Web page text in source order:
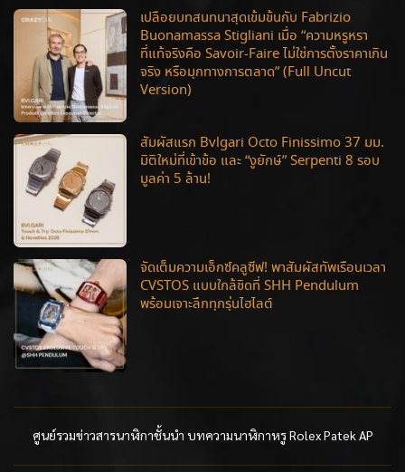
เปลือยบทสนทนาสุดเข้มข้นกับ Fabrizio
Buonamassa Stigliani เมื่อ “ความหรูหรา
ที่แท้จริงคือ Savoir-Faire ไม่ใช่การตั้งราคาเกิน
จริง หรือมุกทางการตลาด” (Full Uncut
Version)
สัมผัสแรก Bvlgari Octo Finissimo 37 มม.
มิติใหม่ที่เข้าข้อ และ “งูยักษ์” Serpenti 8 รอบ
มูลค่า 5 ล้าน!
จัดเต็มความเอ็กซ์คลูซีฟ! พาสัมผัสทัพเรือนเวลา
CVSTOS แบบใกล้ชิดที่ SHH Pendulum
พร้อมเจาะลึกทุกรุ่นไฮไลต์
ศูนย์รวมข่าวสารนาฬิกาชั้นนำ บทความนาฬิกาหรู Rolex Patek AP